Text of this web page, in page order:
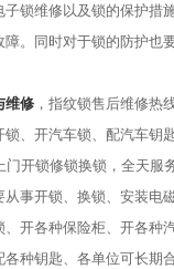
锁维修以及锁的保护措
障。同时对于锁的防护也
维修 ，指纹锁售后维修热
锁、开汽车锁、配汽车钥
门开锁修锁换锁，全天服
事开锁、换锁、安装电
、开各种保险柜、开各种
种钥匙、各单位可长期